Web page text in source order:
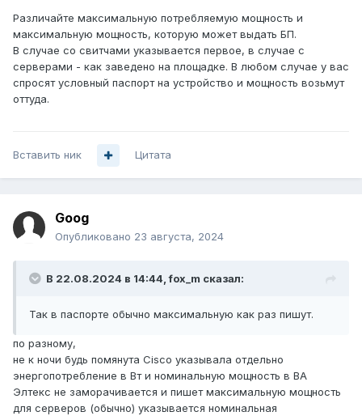
Различайте максимальную потребляемую мощность и
максимальную мощность, которую может выдать БП.
В случае со свитчами указывается первое, в случае с
серверами - как заведено на площадке. В любом случае у вас
спросят условный паспорт на устройство и мощность возьмут
оттуда.
Вставить ник Цитата
Goog
Опубликовано 23 августа, 2024
В 22.08.2024 в 14:44,fox_m сказал:
Так в паспорте обычно максимальную как раз пишут.
по разному,
не к ночи будь помянута Cisco указывала отдельно
энергопотребление в Вт и номинальную мощность в ВА
Элтекс не заморачивается и пишет максимальную мощность
для серверов (обычно) указывается номинальная